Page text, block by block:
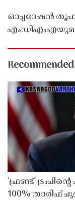
ഓപ്പറേഷൻ
Recommended
'ഫ്രണ്ട്'
100% താരിഫ്